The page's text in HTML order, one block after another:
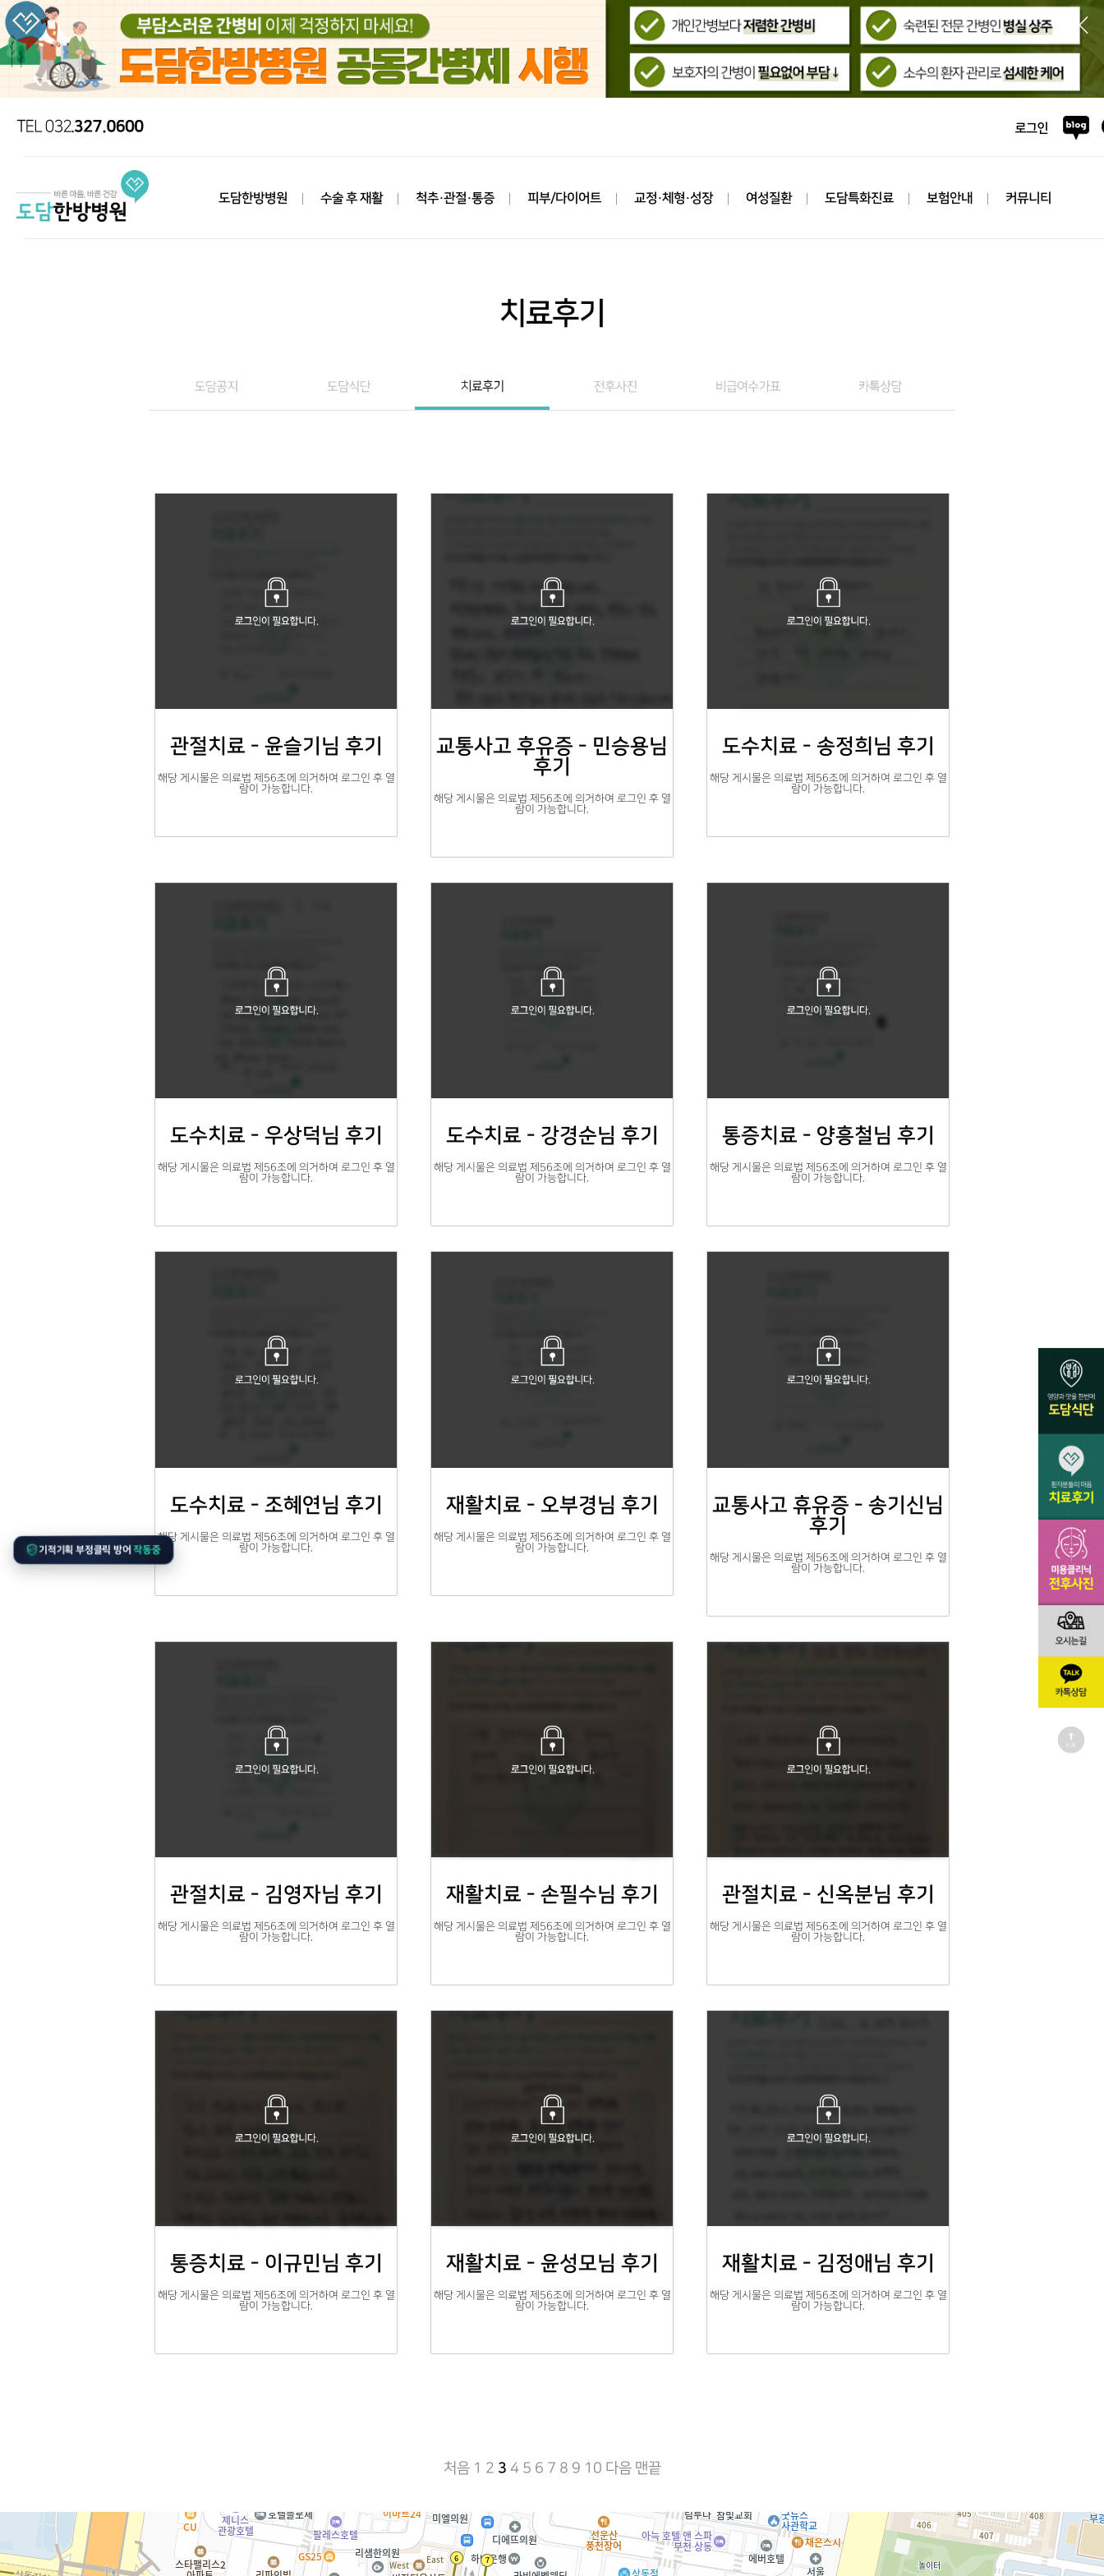
도담한방병원 수술 후 재활 척추·관절·통증 피부/다이어트 교정·체형·성장 여성질환 도담특화진료 보험안내 커뮤니티
관절치료 - 윤슬기님 후기
해당 게시물은 의료법 제56조에 의거하여 로그인 후 열
람이 가능합니다.
교통사고 후유증 - 민승용님
후기
해당 게시물은 의료법 제56조에 의거하여 로그인 후 열
람이 가능합니다.
도수치료 - 송정희님 후기
해당 게시물은 의료법 제56조에 의거하여 로그인 후 열
람이 가능합니다.
도수치료 - 우상덕님 후기
해당 게시물은 의료법 제56조에 의거하여 로그인 후 열
람이 가능합니다.
도수치료 - 강경순님 후기
해당 게시물은 의료법 제56조에 의거하여 로그인 후 열
람이 가능합니다.
통증치료 - 양흥철님 후기
해당 게시물은 의료법 제56조에 의거하여 로그인 후 열
람이 가능합니다.
도수치료 - 조혜연님 후기
해당 게시물은 의료법 제56조에 의거하여 로그인 후 열
람이 가능합니다.
재활치료 - 오부경님 후기
해당 게시물은 의료법 제56조에 의거하여 로그인 후 열
람이 가능합니다.
교통사고 휴유증 - 송기신님
후기
해당 게시물은 의료법 제56조에 의거하여 로그인 후 열
람이 가능합니다.
관절치료 - 김영자님 후기
해당 게시물은 의료법 제56조에 의거하여 로그인 후 열
람이 가능합니다.
재활치료 - 손필수님 후기
해당 게시물은 의료법 제56조에 의거하여 로그인 후 열
람이 가능합니다.
관절치료 - 신옥분님 후기
해당 게시물은 의료법 제56조에 의거하여 로그인 후 열
람이 가능합니다.
통증치료 - 이규민님 후기
해당 게시물은 의료법 제56조에 의거하여 로그인 후 열
람이 가능합니다.
재활치료 - 윤성모님 후기
해당 게시물은 의료법 제56조에 의거하여 로그인 후 열
람이 가능합니다.
재활치료 - 김정애님 후기
해당 게시물은 의료법 제56조에 의거하여 로그인 후 열
람이 가능합니다.
처음 1 2 3 4 5 6 7 8 9 10 다음 맨끝
기적기획 부정클릭 방어작동중